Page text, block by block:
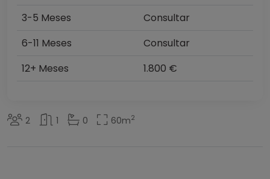
3-5 Meses
Consultar
6-11 Meses
Consultar
12+ Meses
1.800 €
2 1 0 60m2